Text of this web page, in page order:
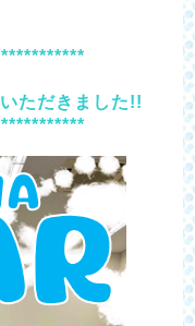
ただきました!!